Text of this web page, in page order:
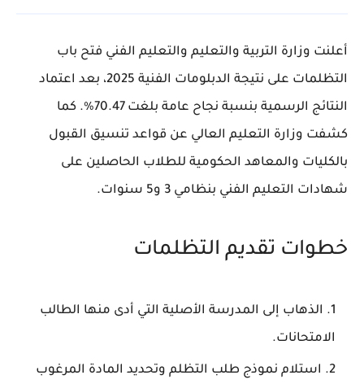
أعلنت وزارة التربية والتعليم والتعليم الفني فتح باب
التظلمات على نتيجة الدبلومات الفنية 2025، بعد اعتماد
النتائج الرسمية بنسبة نجاح عامة بلغت 70.47%. كما
كشفت وزارة التعليم العالي عن قواعد تنسيق القبول
بالكليات والمعاهد الحكومية للطلاب الحاصلين على
شهادات التعليم الفني بنظامي 3 و5 سنوات.
خطوات تقديم التظلمات
الذهاب إلى المدرسة الأصلية التي أدى منها الطالب
الامتحانات.
استلام نموذج طلب التظلم وتحديد المادة المرغوب